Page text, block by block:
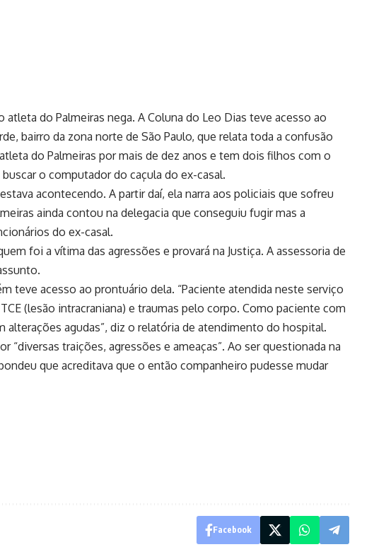
do Palmeiras nega. A Coluna do Leo Dias teve acesso ao
bairro da zona norte de São Paulo, que relata toda a confusão
do Palmeiras por mais de dez anos e tem dois filhos com o
o computador do caçula do ex-casal.
acontecendo. A partir daí, ela narra aos policiais que sofreu
ainda contou na delegacia que conseguiu fugir mas a
do ex-casal.
foi a vítima das agressões e provará na Justiça. A assessoria de
teve acesso ao prontuário dela. “Paciente atendida neste serviço
(lesão intracraniana) e traumas pelo corpo. Como paciente com
agudas”, diz o relatória de atendimento do hospital.
traições, agressões e ameaças”. Ao ser questionada na
que acreditava que o então companheiro pudesse mudar
Facebook